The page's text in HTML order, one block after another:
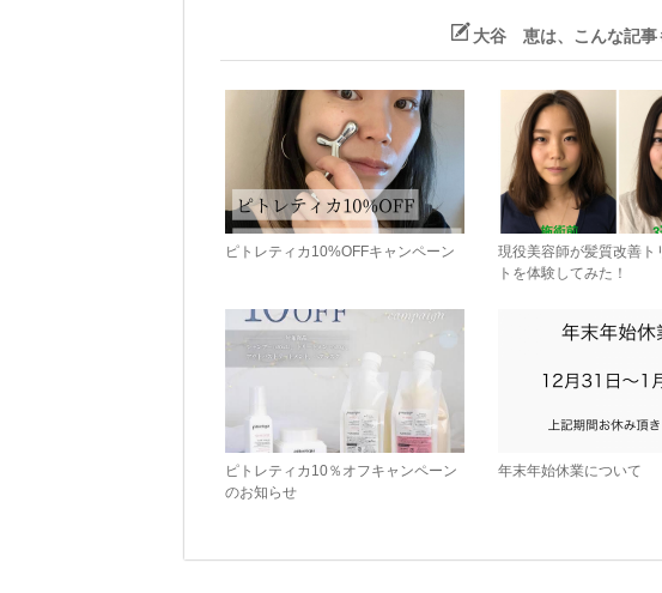
大谷 恵は、こんな記事
ピトレティカ10%OFFキャンペーン
現役美容師が髪質改善ト
トを体験してみた！
ピトレティカ10％オフキャンペーン
のお知らせ
年末年始休業について